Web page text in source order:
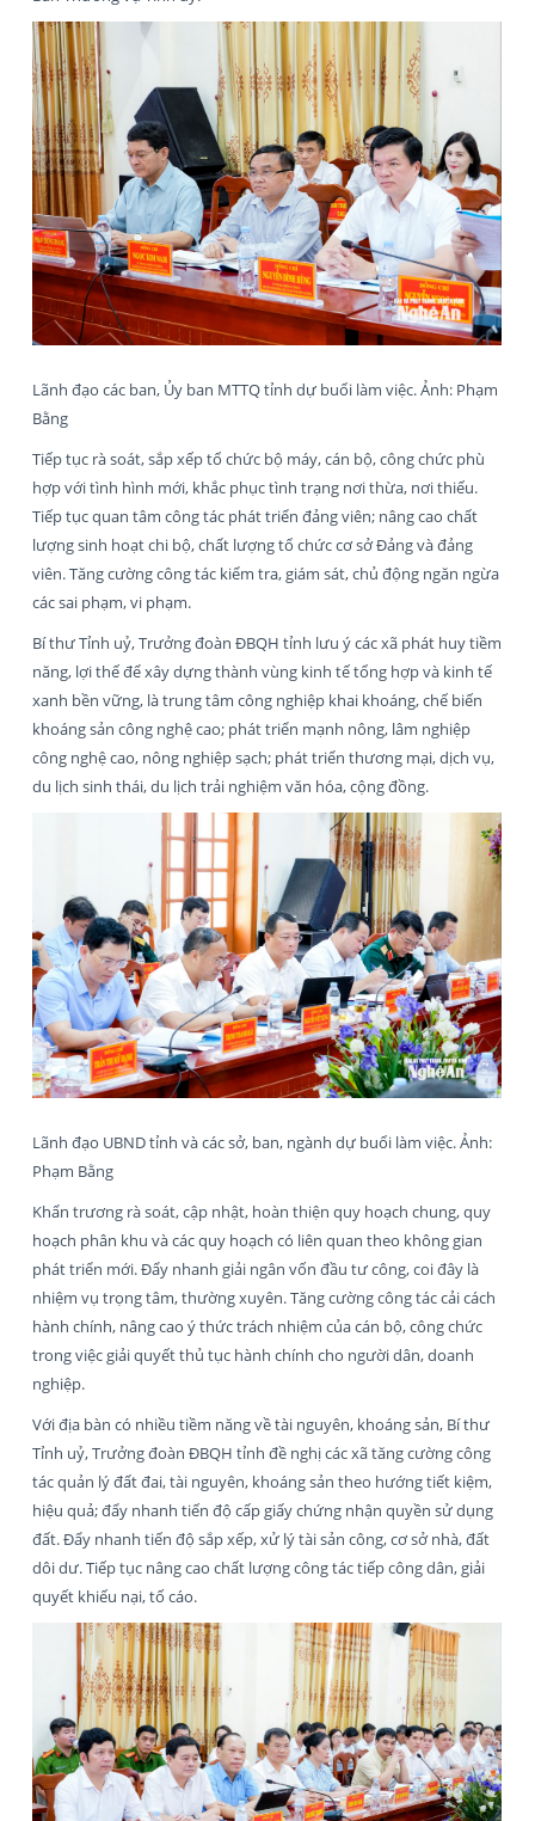
Lãnh đạo các ban, Ủy ban MTTQ tỉnh dự buổi làm việc. Ảnh: Phạm
Bằng
Tiếp tục rà soát, sắp xếp tổ chức bộ máy, cán bộ, công chức phù
hợp với tình hình mới, khắc phục tình trạng nơi thừa, nơi thiếu.
Tiếp tục quan tâm công tác phát triển đảng viên; nâng cao chất
lượng sinh hoạt chi bộ, chất lượng tổ chức cơ sở Đảng và đảng
viên. Tăng cường công tác kiểm tra, giám sát, chủ động ngăn ngừa
các sai phạm, vi phạm.
Bí thư Tỉnh uỷ, Trưởng đoàn ĐBQH tỉnh lưu ý các xã phát huy tiềm
năng, lợi thế để xây dựng thành vùng kinh tế tổng hợp và kinh tế
xanh bền vững, là trung tâm công nghiệp khai khoáng, chế biến
khoáng sản công nghệ cao; phát triển mạnh nông, lâm nghiệp
công nghệ cao, nông nghiệp sạch; phát triển thương mại, dịch vụ,
du lịch sinh thái, du lịch trải nghiệm văn hóa, cộng đồng.
Lãnh đạo UBND tỉnh và các sở, ban, ngành dự buổi làm việc. Ảnh:
Phạm Bằng
Khẩn trương rà soát, cập nhật, hoàn thiện quy hoạch chung, quy
hoạch phân khu và các quy hoạch có liên quan theo không gian
phát triển mới. Đẩy nhanh giải ngân vốn đầu tư công, coi đây là
nhiệm vụ trọng tâm, thường xuyên. Tăng cường công tác cải cách
hành chính, nâng cao ý thức trách nhiệm của cán bộ, công chức
trong việc giải quyết thủ tục hành chính cho người dân, doanh
nghiệp.
Với địa bàn có nhiều tiềm năng về tài nguyên, khoáng sản, Bí thư
Tỉnh uỷ, Trưởng đoàn ĐBQH tỉnh đề nghị các xã tăng cường công
tác quản lý đất đai, tài nguyên, khoáng sản theo hướng tiết kiệm,
hiệu quả; đẩy nhanh tiến độ cấp giấy chứng nhận quyền sử dụng
đất. Đẩy nhanh tiến độ sắp xếp, xử lý tài sản công, cơ sở nhà, đất
dôi dư. Tiếp tục nâng cao chất lượng công tác tiếp công dân, giải
quyết khiếu nại, tố cáo.